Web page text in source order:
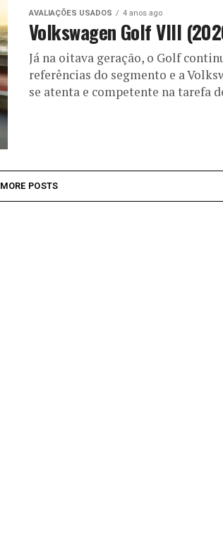
AVALIAÇÕES USADOS 4 anos ago
Volkswagen Golf VIII
Já na oitava geração, o Golf
referências do segmento e a
se atenta e competente na tarefa
MORE POSTS